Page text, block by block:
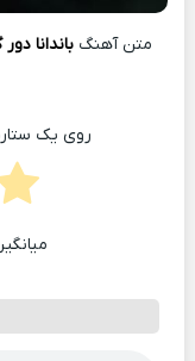
متن آهنگ باندانا
روی یک